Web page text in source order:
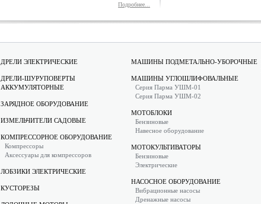
ДРЕЛИ ЭЛЕКТРИЧЕСКИЕ
ДРЕЛИ-ШУРУПОВЕРТЫ
АККУМУЛЯТОРНЫЕ
ЗАРЯДНОЕ ОБОРУДОВАНИЕ
ИЗМЕЛЬЧИТЕЛИ САДОВЫЕ
КОМПРЕССОРНОЕ ОБОРУДОВАНИЕ
Компрессоры
Аксессуары для компрессоров
ЛОБЗИКИ ЭЛЕКТРИЧЕСКИЕ
КУСТОРЕЗЫ
МАШИНЫ ПОДМЕТАЛЬНО-УБОРОЧНЫЕ
МАШИНЫ УГЛОШЛИФОВАЛЬНЫЕ
Серия Парма УШМ-01
Серия Парма УШМ-02
МОТОБЛОКИ
Бензиновые
Навесное оборудование
МОТОКУЛЬТИВАТОРЫ
Бензиновые
Электрические
НАСОСНОЕ ОБОРУДОВАНИЕ
Вибрационные насосы
Дренажные насосы